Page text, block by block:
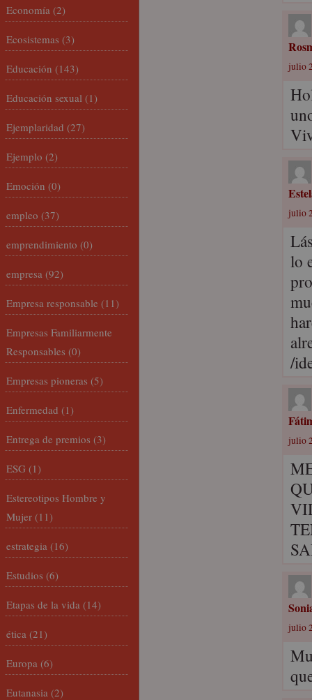
julio
julio
lo
/
julio
julio
Economía (2)
Ecosistemas (3)
Educación (143)
Educación sexual (1)
Ejemplaridad (27)
Ejemplo (2)
Emoción (0)
empleo (37)
emprendimiento (0)
empresa (92)
Empresa responsable (11)
Empresas Familiarmente
Responsables (0)
Empresas pioneras (5)
Enfermedad (1)
Entrega de premios (3)
ESG (1)
Estereotipos Hombre y
Mujer (11)
estrategia (16)
Estudios (6)
Etapas de la vida (14)
ética (21)
Europa (6)
Eutanasia (2)